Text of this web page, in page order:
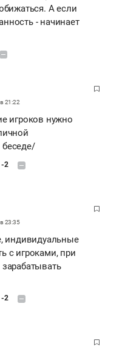
А если
- начинает
21:22
игроков нужно
-2
23:35
индивидуальные
с игроками, при
-2